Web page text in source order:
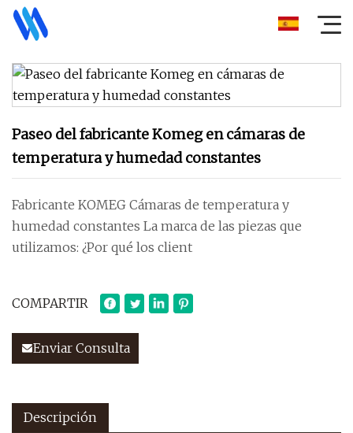
Paseo del fabricante Komeg en cámaras de
temperatura y humedad constantes
Fabricante KOMEG Cámaras de temperatura y
humedad constantes La marca de las piezas que
utilizamos: ¿Por qué los client
COMPARTIR
Enviar Consulta
Descripción